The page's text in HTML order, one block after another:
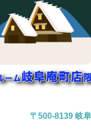
〒500-8139 岐